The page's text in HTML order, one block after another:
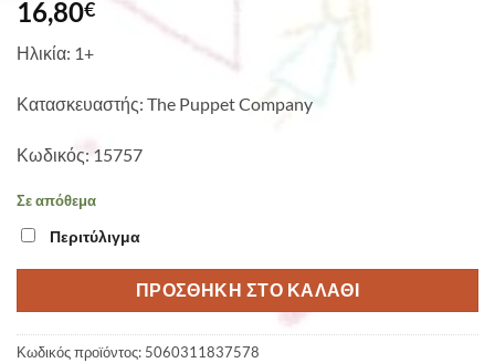
16,80€
Ηλικία: 1+
Κατασκευαστής: The Puppet Company
Κωδικός: 15757
Σε απόθεμα
Περιτύλιγμα
ΠΡΟΣΘΉΚΗ ΣΤΟ ΚΑΛΆΘΙ
Κωδικός προϊόντος: 5060311837578